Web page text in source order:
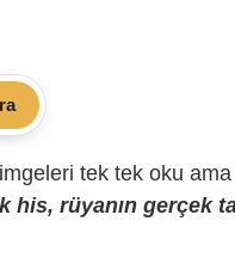
tek tek oku
his, rüyanın gerçek